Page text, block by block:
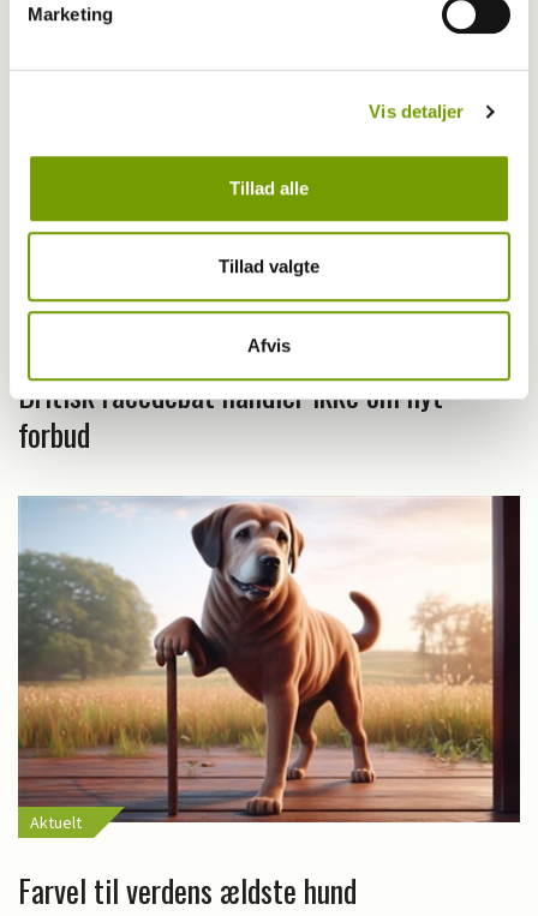
Marketing
Vis detaljer
Tillad alle
Tillad valgte
Afvis
Britisk racedebat handler ikke om nyt
forbud
Aktuelt
Farvel til verdens ældste hund